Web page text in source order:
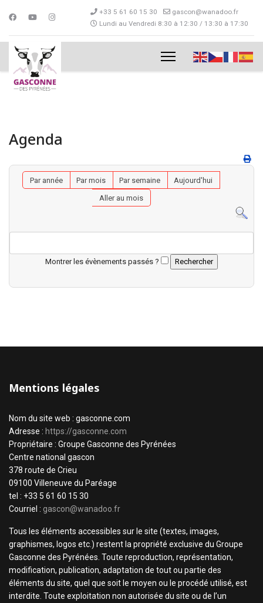
+33 5 61 60 15 30
gascon@wanadoo.fr
Lundi au Vendredi 8:30 à 12:30 / 13:30 à 17:30
Agenda
Par année Par mois Par semaine
Aujourd'hui
Aller au mois
Montrer les évènements passés ?
Mentions légales
Nom du site web : gasconne.com
Adresse : https://gasconne.com
Propriétaire : Groupe Gasconne des Pyrénées
Centre national gascon
378 route de Crieu
09100 Villeneuve du Paréage
tel : +33 5 61 60 15 30
Courriel : gascon@wanadoo.fr
Tous les éléments accessibles sur le site (textes, images,
graphismes, logos etc.) restent la propriété exclusive du Groupe
Gasconne des Pyrénées. Toute reproduction, représentation,
modification, publication, adaptation de tout ou partie des
éléments du site, quel que soit le moyen ou le procédé utilisé, est
interdite. Toute exploitation non autorisée du site ou de l’un